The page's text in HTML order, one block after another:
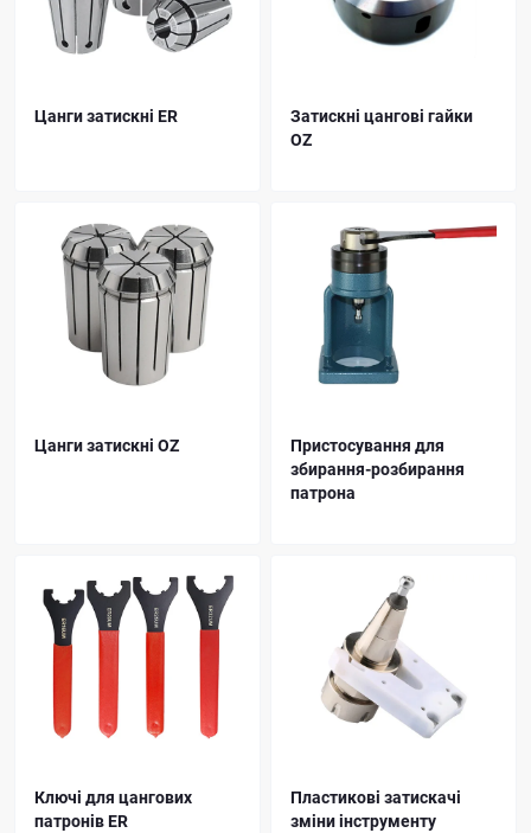
Цанги затискні ER
Затискні цангові гайки
OZ
Цанги затискні OZ
Пристосування для
збирання-розбирання
патрона
Ключі для цангових
патронів ER
Пластикові затискачі
зміни інструменту